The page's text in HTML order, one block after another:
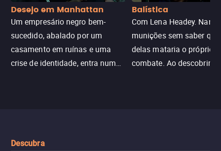
Desejo em Manhattan
Um empresário negro bem-
sucedido, abalado por um
casamento em ruínas e uma
crise de identidade, entra num
Balística
Com Lena Headey.
munições sem saber
delas mataria o próprio
combate. Ao descobrir a
Descubra